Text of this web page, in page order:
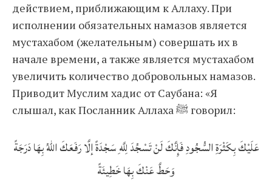
действием, приближающим к Аллаху. При
исполнении обязательных намазов является
мустахабом (желательным) совершать их в
начале времени, а также является мустахабом
увеличить количество добровольных намазов.
Приводит Муслим хадис от Саубана: «Я
слышал, как Посланник Аллаха ﷺ говорил:
عَلَيْكَ بِكَثْرَةِ السُّجُودِ فَإِنَّكَ لَنْ تَسْجُدَ لِلَّهِ سَجْدَةً إلَّا رَفَعَكَ اللهُ بِهَا دَرَجَةً
وَحَطَّ عَنْكَ بِهَا خَطِيئَةً